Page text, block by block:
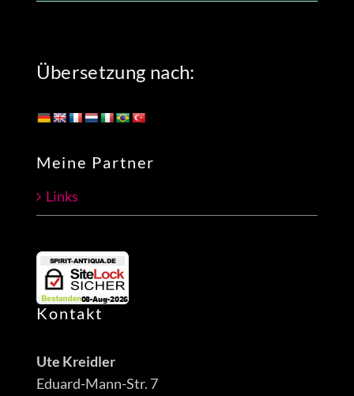
Übersetzung nach:
Meine Partner
Links
Kontakt
Ute Kreidler
Eduard-Mann-Str. 7